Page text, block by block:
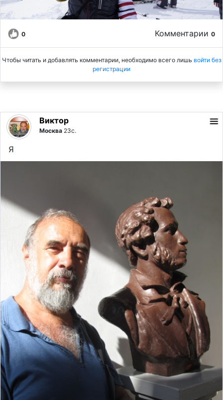
0 Комментарии 0
Чтобы читать и добавлять комментарии, необходимо всего лишь войти без
регистрации
Виктор
Москва 23с.
Я